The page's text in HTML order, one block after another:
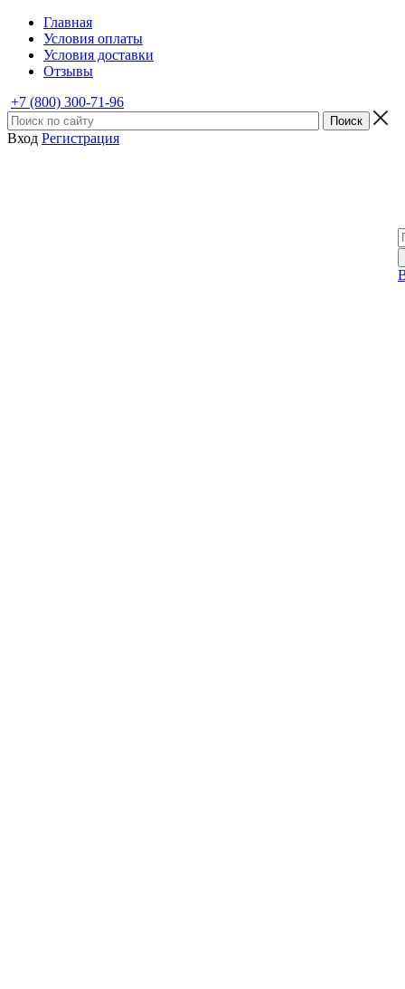
Главная
Условия оплаты
Условия доставки
Отзывы
+7 (800) 300-71-96
Вход Регистрация